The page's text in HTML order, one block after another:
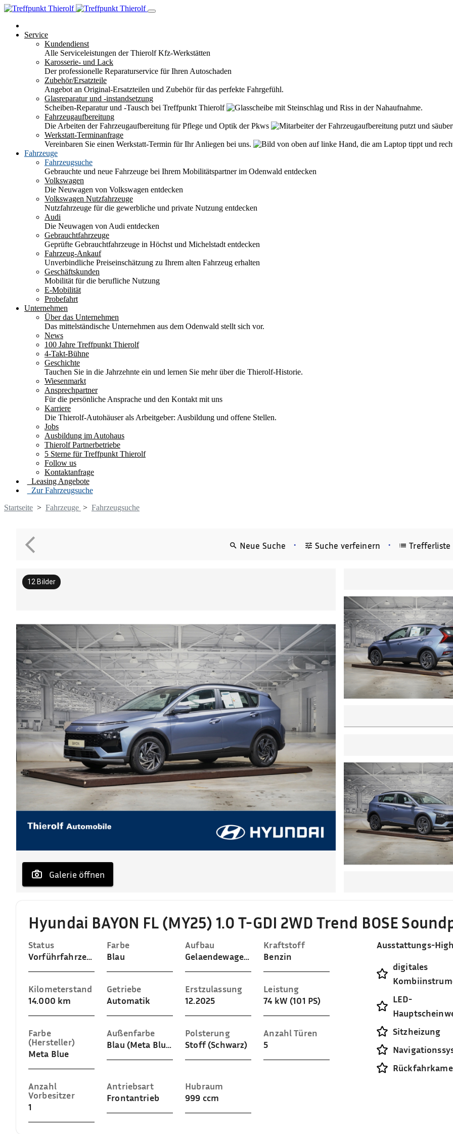
Service
Kundendienst
Alle Serviceleistungen der Thierolf Kfz-Werkstätten
Karosserie- und Lack
Der professionelle Reparaturservice für Ihren Autoschaden
Zubehör/Ersatzteile
Angebot an Original-Ersatzteilen und Zubehör für das perfekte Fahrgefühl.
Glasreparatur und -instandsetzung
Scheiben-Reparatur und -Tausch bei Treffpunkt Thierolf
Fahrzeugaufbereitung
Die Arbeiten der Fahrzeugaufbereitung für Pflege und Optik der Pkws
Werkstatt-Terminanfrage
Vereinbaren Sie einen Werkstatt-Termin für Ihr Anliegen bei uns.
Fahrzeuge
Fahrzeugsuche
Gebrauchte und neue Fahrzeuge bei Ihrem Mobilitätspartner im Odenwald entdecken
Volkswagen
Die Neuwagen von Volkswagen entdecken
Volkswagen Nutzfahrzeuge
Nutzfahrzeuge für die gewerbliche und private Nutzung entdecken
Audi
Die Neuwagen von Audi entdecken
Gebrauchtfahrzeuge
Geprüfte Gebrauchtfahrzeuge in Höchst und Michelstadt entdecken
Fahrzeug-Ankauf
Unverbindliche Preiseinschätzung zu Ihrem alten Fahrzeug erhalten
Geschäftskunden
Mobilität für die berufliche Nutzung
E-Mobilität
Probefahrt
Unternehmen
Über das Unternehmen
Das mittelständische Unternehmen aus dem Odenwald stellt sich vor.
News
100 Jahre Treffpunkt Thierolf
4-Takt-Bühne
Geschichte
Tauchen Sie in die Jahrzehnte ein und lernen Sie mehr über die Thierolf-Historie.
Wiesenmarkt
Ansprechpartner
Für die persönliche Ansprache und den Kontakt mit uns
Karriere
Die Thierolf-Autohäuser als Arbeitgeber: Ausbildung und offene Stellen.
Jobs
Ausbildung im Autohaus
Thierolf Partnerbetriebe
5 Sterne für Treffpunkt Thierolf
Follow us
Kontaktanfrage
Leasing Angebote
Zur Fahrzeugsuche
Startseite > Fahrzeuge > Fahrzeugsuche
Neue Suche • Suche verfeinern • Trefferliste
Galerie öffnen
12 Bilder
Hyundai BAYON FL (MY25) 1.0 T-GDI 2WD Trend BOSE
Status
Vorführfahrzeug
Farbe
Blau
Aufbau
Gelaendewagen / Pickup
Kraftstoff
Benzin
Kilometerstand
14.000 km
Getriebe
Automatik
Erstzulassung
12.2025
Leistung
74 kW (101 PS)
Farbe
(Hersteller)
Meta Blue
Außenfarbe
Blau (Meta Blue)
Polsterung
Stoff (Schwarz)
Anzahl Türen
5
Anzahl
Vorbesitzer
1
Antriebsart
Frontantrieb
Hubraum
999 ccm
Ausstattungs-
digitales
LED-
Sitzheizung